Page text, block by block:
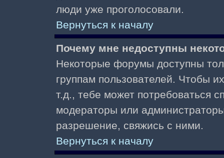
люди уже проголосовали.
Вернуться к началу
Почему мне недоступны
Некоторые форумы доступны
группам пользователей. Чтобы
т.д., тебе может потребоваться
модераторы или
разрешение, свяжись с ними.
Вернуться к началу